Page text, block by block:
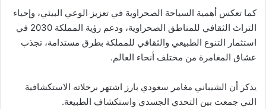
كما تعكس أهمية السياحة الصحراوية في تعزيز الوعي البيئي، وإحياء
التراث الثقافي للمناطق الصحراوية، ودعم رؤية المملكة 2030 في
استثمار التنوع الطبيعي والثقافي للمملكة بطرق مستدامة، تجذب
عشاق المغامرة من مختلف أنحاء العالم.
يذكر أن الشيباني مغامر سعودي بارز اشتهر برحلاته الاستكشافية
التي جمعت بين التحدي الجسدي واستكشاف الطبيعة.